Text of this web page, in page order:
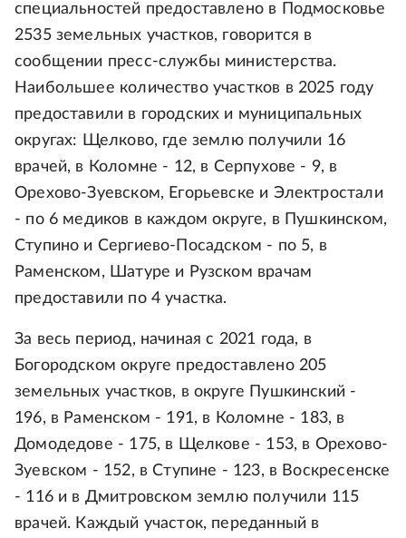
специальностей предоставлено в Подмосковье
2535 земельных участков, говорится в
сообщении пресс-службы министерства.
Наибольшее количество участков в 2025 году
предоставили в городских и муниципальных
округах: Щелково, где землю получили 16
врачей, в Коломне - 12, в Серпухове - 9, в
Орехово-Зуевском, Егорьевске и Электростали
- по 6 медиков в каждом округе, в Пушкинском,
Ступино и Сергиево-Посадском - по 5, в
Раменском, Шатуре и Рузском врачам
предоставили по 4 участка.
За весь период, начиная с 2021 года, в
Богородском округе предоставлено 205
земельных участков, в округе Пушкинский -
196, в Раменском - 191, в Коломне - 183, в
Домодедове - 175, в Щелкове - 153, в Орехово-
Зуевском - 152, в Ступине - 123, в Воскресенске
- 116 и в Дмитровском землю получили 115
врачей. Каждый участок, переданный в